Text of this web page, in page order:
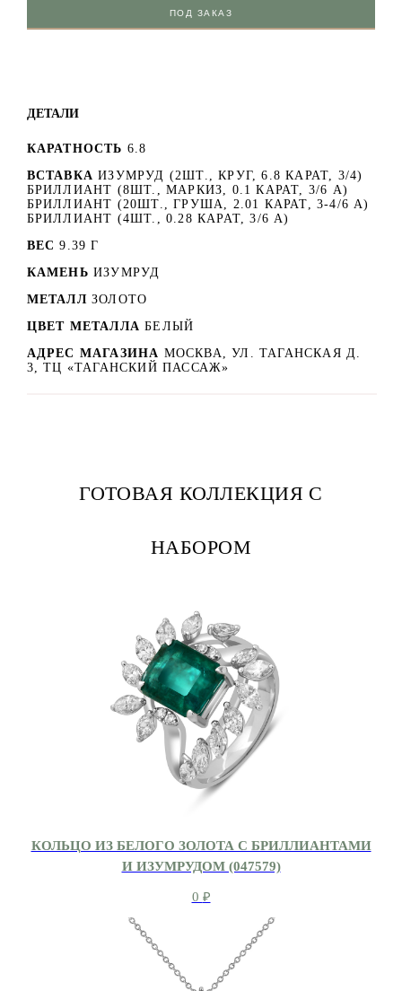
ПОД ЗАКАЗ
ДЕТАЛИ
КАРАТНОСТЬ 6.8
ВСТАВКА ИЗУМРУД (2ШТ., КРУГ, 6.8 КАРАТ, 3/4)
БРИЛЛИАНТ (8ШТ., МАРКИЗ, 0.1 КАРАТ, 3/6 А)
БРИЛЛИАНТ (20ШТ., ГРУША, 2.01 КАРАТ, 3-4/6 А)
БРИЛЛИАНТ (4ШТ., 0.28 КАРАТ, 3/6 А)
ВЕС 9.39 Г
КАМЕНЬ ИЗУМРУД
МЕТАЛЛ ЗОЛОТО
ЦВЕТ МЕТАЛЛА БЕЛЫЙ
АДРЕС МАГАЗИНА МОСКВА, УЛ. ТАГАНСКАЯ Д.
3, ТЦ «ТАГАНСКИЙ ПАССАЖ»
ГОТОВАЯ КОЛЛЕКЦИЯ С
НАБОРОМ
КОЛЬЦО ИЗ БЕЛОГО ЗОЛОТА С БРИЛЛИАНТАМИ
И ИЗУМРУДОМ (047579)
0 ₽